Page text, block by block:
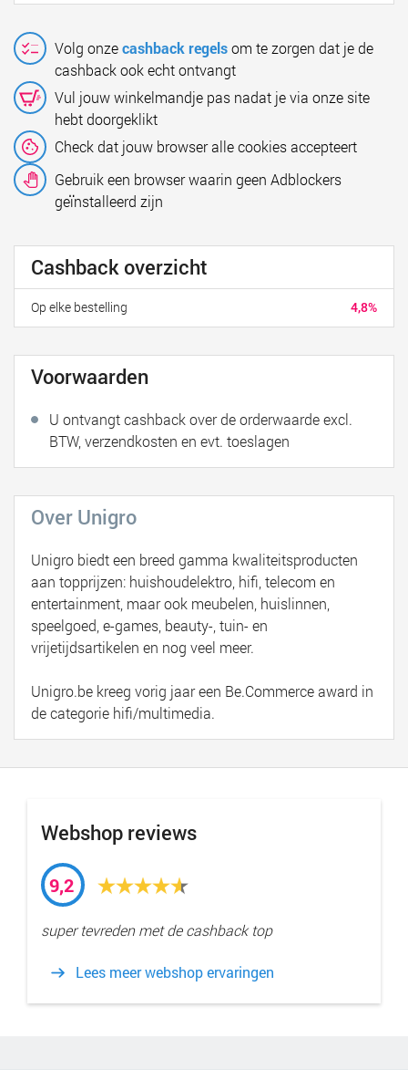
Volg onzecashback regelsom te zorgen dat je de
cashback ook echt ontvangt
Vul jouw winkelmandje pas nadat je via onze site
hebt doorgeklikt
Check dat jouw browser alle cookies accepteert
Gebruik een browser waarin geen Adblockers
geïnstalleerd zijn
Cashback overzicht
4,8%
Op elke bestelling
Voorwaarden
U ontvangt cashback over de orderwaarde excl.
BTW, verzendkosten en evt. toeslagen
Over Unigro
Unigro biedt een breed gamma kwaliteitsproducten
aan topprijzen: huishoudelektro, hifi, telecom en
entertainment, maar ook meubelen, huislinnen,
speelgoed, e-games, beauty-, tuin- en
vrijetijdsartikelen en nog veel meer.
Unigro.be kreeg vorig jaar een Be.Commerce award in
de categorie hifi/multimedia.
Webshop reviews
9,2
super tevreden met de cashback top
Lees meer webshop ervaringen